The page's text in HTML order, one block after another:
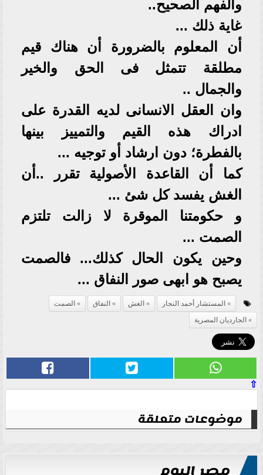
والفهم الصحيح..
غاية ذلك ...
أن المعلوم بالضرورة أن هناك قيم
مطلقة تتمثل فى الحق والخير
والجمال ..
وان العقل الانسانى لديه القدرة على
ادراك هذه القيم والتمييز بينها
بالفطرة؛ دون ارشاد أو توجيه ...
كما أن القاعدة الأصولية تقرر ..أن
الغش يفسد كل شئ ...
و حكومتنا الموقرة لا زالت تلتزم
الصمت ...
وحين يكون الحال كذلك... فالصمت
يصبح هو ابهى صور النفاق ...
المستشار أحمد النجار الغش النفاق
الصمت
الجارديان المصرية
⇧
موضوعات متعلقة